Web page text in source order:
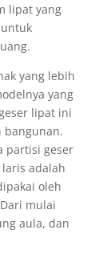
lipat yang
yang lebih
yang
lipat ini
bangunan.
partisi geser
adalah
oleh
mulai
aula, dan